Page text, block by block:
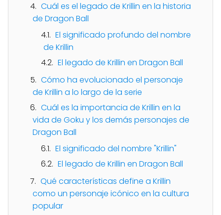
Cuál es el legado de Krillin en la historia
de Dragon Ball
El significado profundo del nombre
de Krillin
El legado de Krillin en Dragon Ball
Cómo ha evolucionado el personaje
de Krillin a lo largo de la serie
Cuál es la importancia de Krillin en la
vida de Goku y los demás personajes de
Dragon Ball
El significado del nombre "Krillin"
El legado de Krillin en Dragon Ball
Qué características define a Krillin
como un personaje icónico en la cultura
popular